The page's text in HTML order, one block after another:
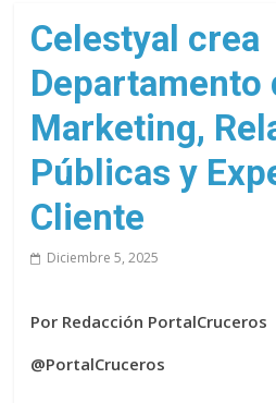
de
cruceros
en
un
solo
sitio
Celestyal crea
Departamento
Marketing,
Públicas y
Cliente
Diciembre 5, 2025
Por Redacción PortalCruceros
@PortalCruceros